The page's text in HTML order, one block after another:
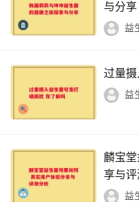
与分享
益
过量
益
麟宝
享与
益